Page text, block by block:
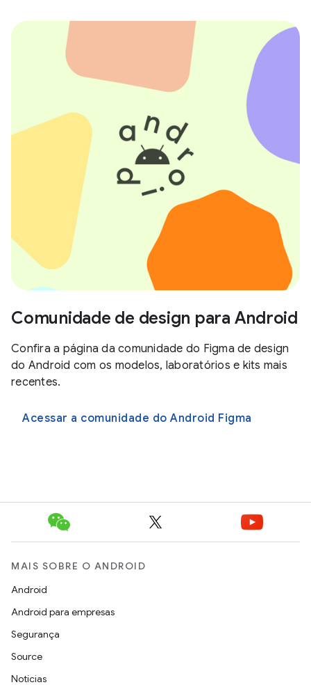
Comunidade de design para Android
Confira a página da comunidade do Figma de design
do Android com os modelos, laboratórios e kits mais
recentes.
Acessar a comunidade do Android Figma
MAIS SOBRE O ANDROID
Android
Android para empresas
Segurança
Source
Notícias